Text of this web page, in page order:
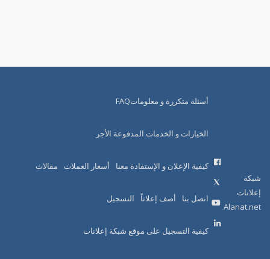
شبكة
إعلانات
Alanat.net
أسئلة متكررة و معلوماتFAQ
الخيارات و الخدمات المدفوعة الأجر
كيفية الإعلان و الإستفادة معنا أسعار العملات مقالات
اتصل بنا أضف إعلاناً التسجيل
كيفية التسجيل على موقع شبكة إعلانات